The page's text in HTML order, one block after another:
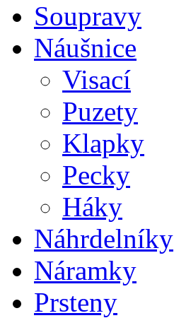
Soupravy
Náušnice
Visací
Puzety
Klapky
Pecky
Háky
Náhrdelníky
Náramky
Prsteny